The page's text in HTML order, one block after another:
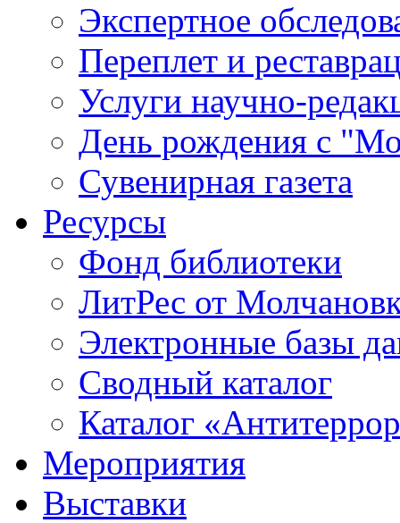
Экспертное
Переплет и
Услуги научно-
День рождения с
Сувенирная газета
Ресурсы
Фонд библиотеки
ЛитРес от
Электронные базы
Сводный каталог
Каталог
Мероприятия
Выставки